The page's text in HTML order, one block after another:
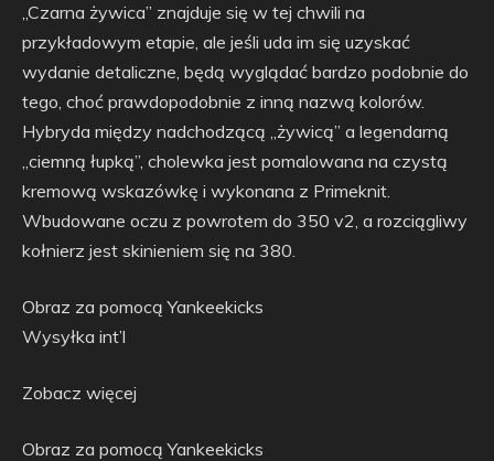
„Czarna żywica” znajduje się w tej chwili na
przykładowym etapie, ale jeśli uda im się uzyskać
wydanie detaliczne, będą wyglądać bardzo podobnie do
tego, choć prawdopodobnie z inną nazwą kolorów.
Hybryda między nadchodzącą „żywicą” a legendarną
„ciemną łupką”, cholewka jest pomalowana na czystą
kremową wskazówkę i wykonana z Primeknit.
Wbudowane oczu z powrotem do 350 v2, a rozciągliwy
kołnierz jest skinieniem się na 380.
Obraz za pomocą Yankeekicks
Wysyłka int’l
Zobacz więcej
Obraz za pomocą Yankeekicks